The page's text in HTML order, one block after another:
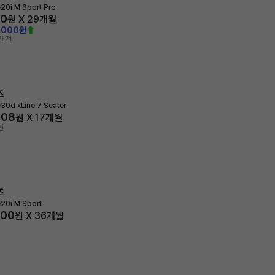
M Sport Pro
원 X 29개월
원
전
xLine 7 Seater
원 X 17개월
M Sport
원 X 36개월